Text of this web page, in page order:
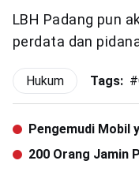
LBH Padang pun
perdata dan
Hukum Tags: #
Pengemudi Mobil
Merupakan
200 Orang Jamin